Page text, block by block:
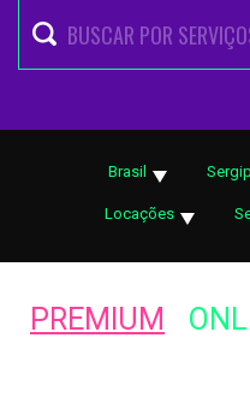
Brasil
Locações
PREMIUM